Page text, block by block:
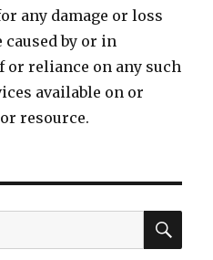
any damage or loss
caused by or in
or reliance on any such
available on or
resource.
検